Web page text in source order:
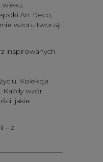
wieku.
Art Deco,
wzoru tworzą
inspirowanych
Kolekcja
Każdy wzór
jakie
– z